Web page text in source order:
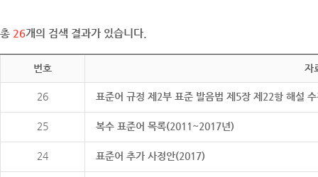
총 26개의 검색 결과가 있습니다.
번호 자
26 표준어 규정 제2부 표준 발음법 제5장 제22항 해설
25 복수 표준어 목록(2011~2017년)
24 표준어 추가 사정안(2017)